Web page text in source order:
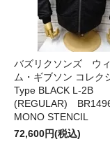
バズリクソンズ ウ
ム・ギブソン コレ
Type BLACK L-2B
(REGULAR)
MONO STENCIL
72,600円(税込)